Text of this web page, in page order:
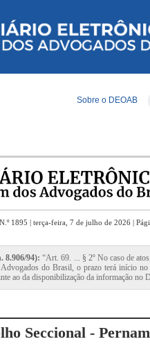
Sobre o DEOAB
1895 | terça-feira, 7 de julho de 2026 |
8.906/94): “Art. 69. ... § 2º No caso de
do Brasil, o prazo terá início
ao da disponibilização da informação no
Seccional -